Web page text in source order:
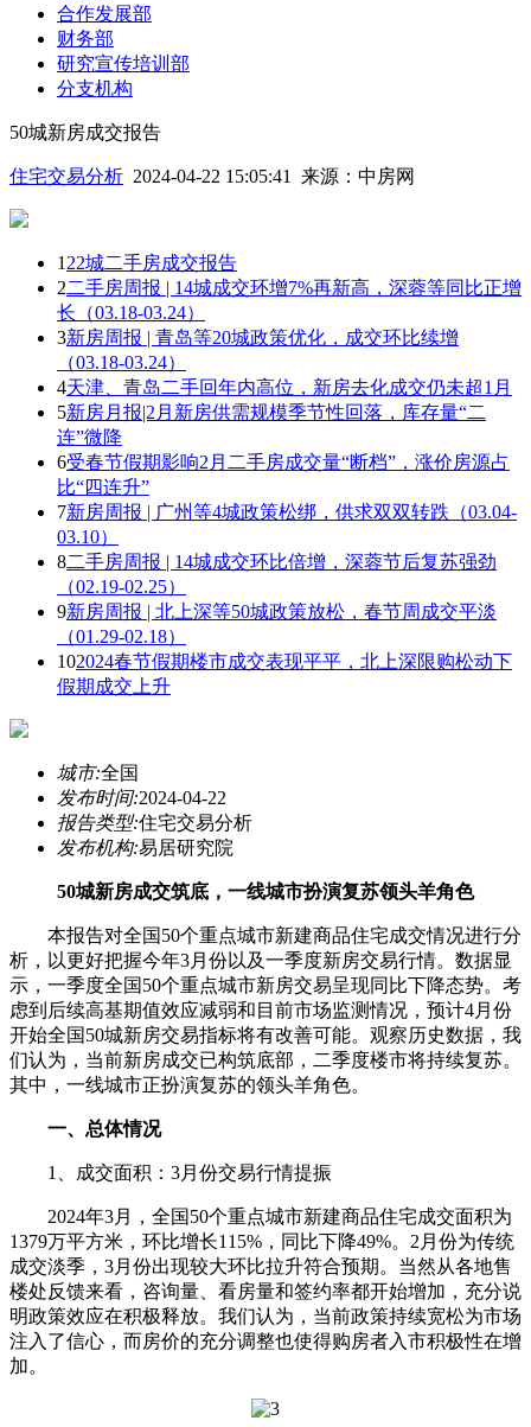
合作发展部
财务部
研究宣传培训部
分支机构
50城新房成交报告
住宅交易分析 2024-04-22 15:05:41 来源： 中房网
1 22城二手房成交报告
2二手房周报 | 14城成交环增7%再新高，深蓉等同比正增
长（03.18-03.24）
3新房周报 | 青岛等20城政策优化，成交环比续增
（03.18-03.24）
4天津、青岛二手回年内高位，新房去化成交仍未超1月
5新房月报|2月新房供需规模季节性回落，库存量“二
连”微降
6受春节假期影响2月二手房成交量“断档”，涨价房源占
比“四连升”
7新房周报 | 广州等4城政策松绑，供求双双转跌（03.04-
03.10）
8二手房周报 | 14城成交环比倍增，深蓉节后复苏强劲
（0​2.19-02.25）
9新房周报 | 北上深等50城政策放松，春节周成交平淡
（01.29-02.18）
102024春节假期楼市成交表现平平，北上深限购松动下
假期成交上升
城市:全国
发布时间:2024-04-22
报告类型:住宅交易分析
发布机构:易居研究院
50城新房成交筑底，一线城市扮演复苏领头羊角色
本报告对全国50个重点城市新建商品住宅成交情况进行分
析，以更好把握今年3月份以及一季度新房交易行情。数据显
示，一季度全国50个重点城市新房交易呈现同比下降态势。考
虑到后续高基期值效应减弱和目前市场监测情况，预计4月份
开始全国50城新房交易指标将有改善可能。观察历史数据，我
们认为，当前新房成交已构筑底部，二季度楼市将持续复苏。
其中，一线城市正扮演复苏的领头羊角色。
一、总体情况
1、成交面积：3月份交易行情提振
2024年3月，全国50个重点城市新建商品住宅成交面积为
1379万平方米，环比增长115%，同比下降49%。2月份为传统
成交淡季，3月份出现较大环比拉升符合预期。当然从各地售
楼处反馈来看，咨询量、看房量和签约率都开始增加，充分说
明政策效应在积极释放。我们认为，当前政策持续宽松为市场
注入了信心，而房价的充分调整也使得购房者入市积极性在增
加。